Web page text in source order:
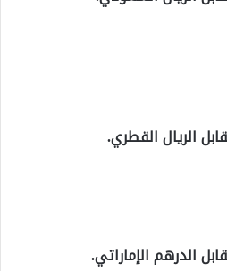
الريال القطري.
الدرهم الإماراتي.